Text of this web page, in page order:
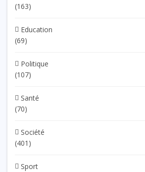
(163)
Education
(69)
Politique
(107)
Santé
(70)
Société
(401)
Sport